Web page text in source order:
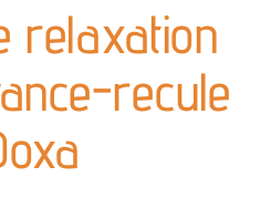
relaxation
recule